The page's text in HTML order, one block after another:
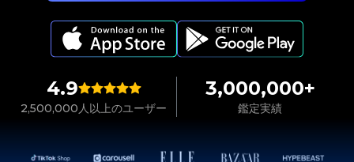
4.9
2,500,000人以上のユーザー
3,000,000+
鑑定実績